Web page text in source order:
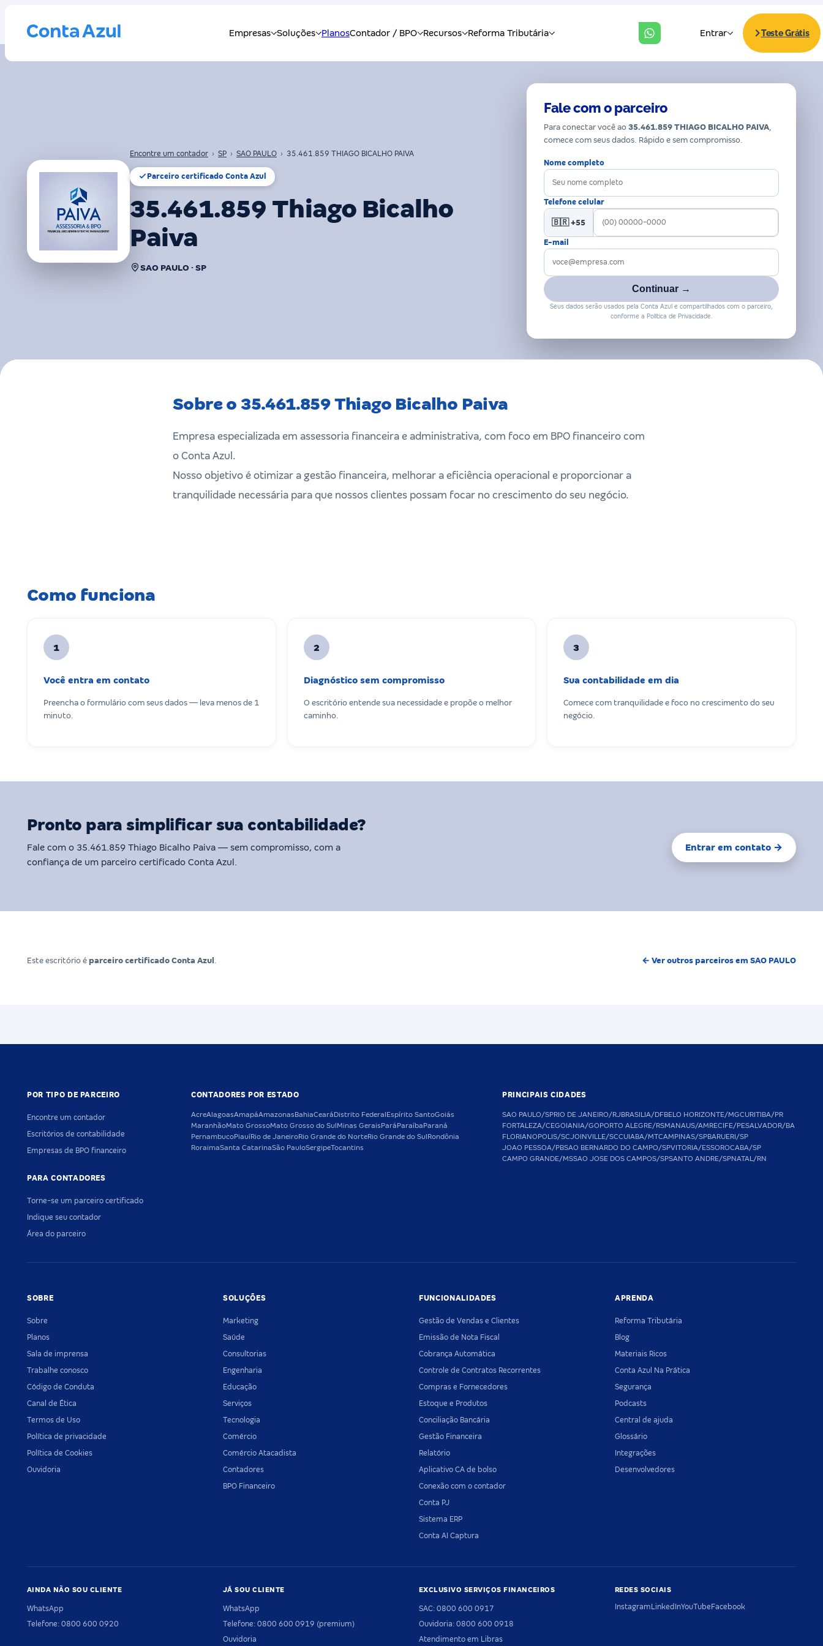
Encontre um contador › SP › SAO PAULO › 35.461.859 THIAGO BICALHO PAIVA
Parceiro certificado Conta Azul
35.461.859 Thiago Bicalho
Paiva
SAO PAULO · SP
Fale com o parceiro
Para conectar você ao 35.461.859 THIAGO BICALHO PAIVA,
comece com seus dados. Rápido e sem compromisso.
Nome completo
Telefone celular
🇧🇷 +55
E-mail
Continuar →
Seus dados serão usados pela Conta Azul e compartilhados com o parceiro,
conforme a Política de Privacidade.
Sobre o 35.461.859 Thiago Bicalho Paiva
Empresa especializada em assessoria financeira e administrativa, com foco em BPO financeiro com
o Conta Azul.
Nosso objetivo é otimizar a gestão financeira, melhorar a eficiência operacional e proporcionar a
tranquilidade necessária para que nossos clientes possam focar no crescimento do seu negócio.
Como funciona
1
Você entra em contato
Preencha o formulário com seus dados — leva menos de 1
minuto.
2
Diagnóstico sem compromisso
O escritório entende sua necessidade e propõe o melhor
caminho.
3
Sua contabilidade em dia
Comece com tranquilidade e foco no crescimento do seu
negócio.
Pronto para simplificar sua contabilidade?
Fale com o 35.461.859 Thiago Bicalho Paiva — sem compromisso, com a
confiança de um parceiro certificado Conta Azul.
Entrar em contato →
Este escritório é parceiro certificado Conta Azul . ← Ver outros parceiros em SAO PAULO
POR TIPO DE PARCEIRO
Encontre um contador
Escritórios de contabilidade
Empresas de BPO financeiro
PARA CONTADORES
Torne-se um parceiro certificado
Indique seu contador
Área do parceiro
CONTADORES POR ESTADO
AcreAlagoasAmapáAmazonasBahiaCearáDistrito FederalEspírito SantoGoiás
MaranhãoMato GrossoMato Grosso do SulMinas GeraisParáParaíbaParaná
PernambucoPiauíRio de JaneiroRio Grande do NorteRio Grande do SulRondônia
RoraimaSanta CatarinaSão PauloSergipeTocantins
PRINCIPAIS CIDADES
SAO PAULO/SPRIO DE JANEIRO/RJBRASILIA/DFBELO HORIZONTE/MGCURITIBA/PR
FORTALEZA/CEGOIANIA/GOPORTO ALEGRE/RSMANAUS/AMRECIFE/PESALVADOR/BA
FLORIANOPOLIS/SCJOINVILLE/SCCUIABA/MTCAMPINAS/SPBARUERI/SP
JOAO PESSOA/PBSAO BERNARDO DO CAMPO/SPVITORIA/ESSOROCABA/SP
CAMPO GRANDE/MSSAO JOSE DOS CAMPOS/SPSANTO ANDRE/SPNATAL/RN
SOBRE
Sobre
Planos
Sala de imprensa
Trabalhe conosco
Código de Conduta
Canal de Ética
Termos de Uso
Política de privacidade
Política de Cookies
Ouvidoria
SOLUÇÕES
Marketing
Saúde
Consultorias
Engenharia
Educação
Serviços
Tecnologia
Comércio
Comércio Atacadista
Contadores
BPO Financeiro
FUNCIONALIDADES
Gestão de Vendas e Clientes
Emissão de Nota Fiscal
Cobrança Automática
Controle de Contratos Recorrentes
Compras e Fornecedores
Estoque e Produtos
Conciliação Bancária
Gestão Financeira
Relatório
Aplicativo CA de bolso
Conexão com o contador
Conta PJ
Sistema ERP
Conta AI Captura
APRENDA
Reforma Tributária
Blog
Materiais Ricos
Conta Azul Na Prática
Segurança
Podcasts
Central de ajuda
Glossário
Integrações
Desenvolvedores
AINDA NÃO SOU CLIENTE
WhatsApp
Telefone: 0800 600 0920
JÁ SOU CLIENTE
WhatsApp
Telefone: 0800 600 0919 (premium)
Ouvidoria
EXCLUSIVO SERVIÇOS FINANCEIROS
SAC: 0800 600 0917
Ouvidoria: 0800 600 0918
Atendimento em Libras
REDES SOCIAIS
InstagramLinkedInYouTubeFacebook